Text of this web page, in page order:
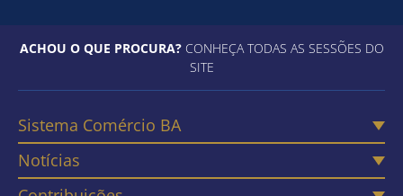
ACHOU O QUE PROCURA?CONHEÇA TODAS AS SESSÕES DO
SITE
Sistema Comércio BA
Notícias